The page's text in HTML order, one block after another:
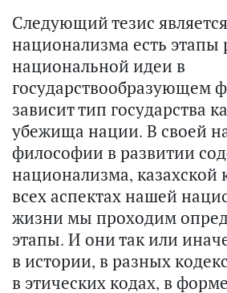
Следующий тезис
национализма есть этапы
национальной идеи в
государствообразующем
зависит тип государства
убежища нации. В своей
философии в развитии
национализма, казахской
всех аспектах нашей
жизни мы проходим
этапы. И они так или
в истории, в разных
в этических кодах, в форме